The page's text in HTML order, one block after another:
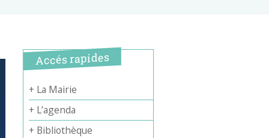
Accés rapides
+ La Mairie
+ L’agenda
+ Bibliothèque